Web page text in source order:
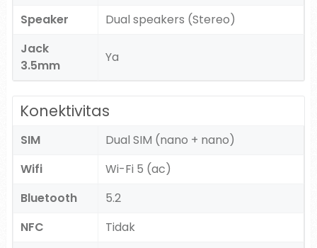
Speaker
Dual speakers (Stereo)
Jack
3.5mm
Ya
Konektivitas
SIM
Dual SIM (nano + nano)
Wifi
Wi-Fi 5 (ac)
Bluetooth
5.2
NFC
Tidak